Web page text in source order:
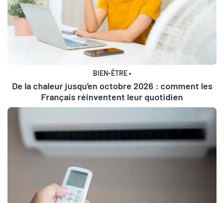
BIEN-ÊTRE•
De la chaleur jusqu’en octobre 2026 : comment les
Français réinventent leur quotidien